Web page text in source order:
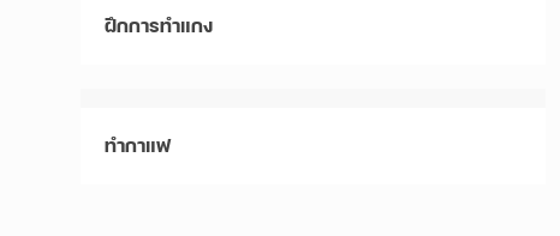
ฝึกการทำแกง
ทำกาแฟ